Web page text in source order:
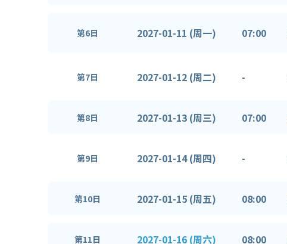
第6日 2027-01-11 (周一) 07:00
第7日 2027-01-12 (周二) -
第8日 2027-01-13 (周三) 07:00
第9日 2027-01-14 (周四) -
第10日 2027-01-15 (周五) 08:00
第11日 2027-01-16 (周六) 08:00